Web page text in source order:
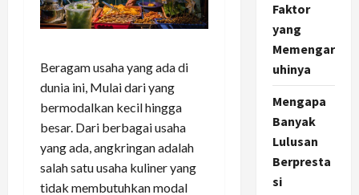
Beragam usaha yang ada di
dunia ini, Mulai dari yang
bermodalkan kecil hingga
besar. Dari berbagai usaha
yang ada, angkringan adalah
salah satu usaha kuliner yang
tidak membutuhkan modal
Faktor
yang
Memengar
uhinya
Mengapa
Banyak
Lulusan
Berpresta
si